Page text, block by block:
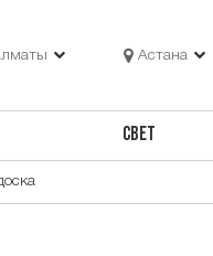
Астана
СВЕТ